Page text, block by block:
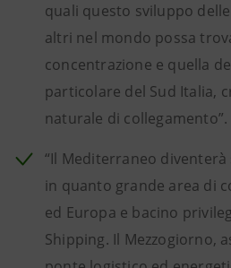
quali questo sviluppo
altri nel mondo possa
concentrazione e quella
particolare del Sud Italia,
naturale di collegamento”.
“Il Mediterraneo
in quanto grande area di
ed Europa e bacino
Shipping. Il Mezzogiorno,